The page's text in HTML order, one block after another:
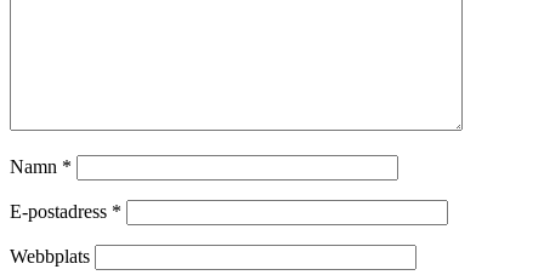
Namn *
E-postadress *
Webbplats